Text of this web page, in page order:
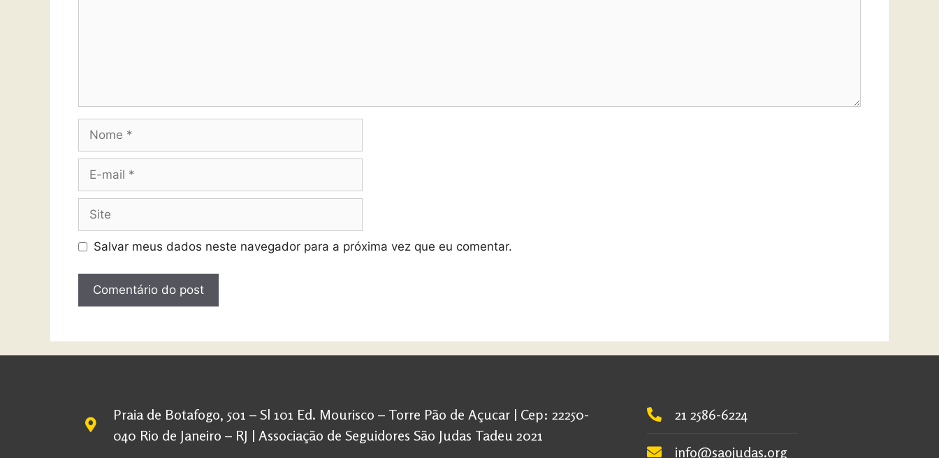
Salvar meus dados neste navegador para a próxima vez que eu comentar.
Praia de Botafogo, 501 – Sl 101 Ed. Mourisco – Torre Pão de Açucar | Cep: 22250-
040 Rio de Janeiro – RJ | Associação de Seguidores São Judas Tadeu 2021
21 2586-6224
info@saojudas.org